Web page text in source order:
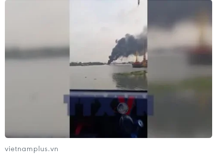
bà mẹ mang thai mắc COVID-19 thể nhẹ, não bộ của
bào thai đang phát triển dường như không ảnh hưởng.
vietnamplus.vn